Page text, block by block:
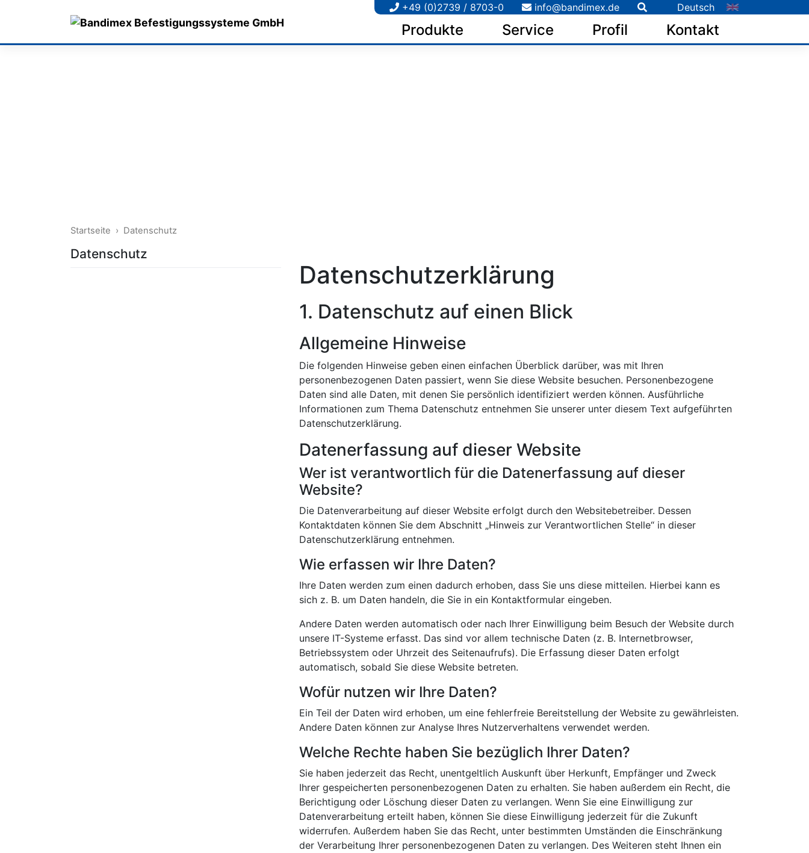
Produkte Service Profil Kontakt
+49 (0)2739 / 8703-0 info@bandimex.de Deutsch
Startseite › Datenschutz
Datenschutz
Datenschutz­erklärung
1. Datenschutz auf einen Blick
Allgemeine Hinweise
Die folgenden Hinweise geben einen einfachen Überblick darüber, was mit Ihren
personenbezogenen Daten passiert, wenn Sie diese Website besuchen. Personenbezogene
Daten sind alle Daten, mit denen Sie persönlich identifiziert werden können. Ausführliche
Informationen zum Thema Datenschutz entnehmen Sie unserer unter diesem Text aufgeführten
Datenschutzerklärung.
Datenerfassung auf dieser Website
Wer ist verantwortlich für die Datenerfassung auf dieser
Website?
Die Datenverarbeitung auf dieser Website erfolgt durch den Websitebetreiber. Dessen
Kontaktdaten können Sie dem Abschnitt „Hinweis zur Verantwortlichen Stelle“ in dieser
Datenschutzerklärung entnehmen.
Wie erfassen wir Ihre Daten?
Ihre Daten werden zum einen dadurch erhoben, dass Sie uns diese mitteilen. Hierbei kann es
sich z. B. um Daten handeln, die Sie in ein Kontaktformular eingeben.
Andere Daten werden automatisch oder nach Ihrer Einwilligung beim Besuch der Website durch
unsere IT-Systeme erfasst. Das sind vor allem technische Daten (z. B. Internetbrowser,
Betriebssystem oder Uhrzeit des Seitenaufrufs). Die Erfassung dieser Daten erfolgt
automatisch, sobald Sie diese Website betreten.
Wofür nutzen wir Ihre Daten?
Ein Teil der Daten wird erhoben, um eine fehlerfreie Bereitstellung der Website zu gewährleisten.
Andere Daten können zur Analyse Ihres Nutzerverhaltens verwendet werden.
Welche Rechte haben Sie bezüglich Ihrer Daten?
Sie haben jederzeit das Recht, unentgeltlich Auskunft über Herkunft, Empfänger und Zweck
Ihrer gespeicherten personenbezogenen Daten zu erhalten. Sie haben außerdem ein Recht, die
Berichtigung oder Löschung dieser Daten zu verlangen. Wenn Sie eine Einwilligung zur
Datenverarbeitung erteilt haben, können Sie diese Einwilligung jederzeit für die Zukunft
widerrufen. Außerdem haben Sie das Recht, unter bestimmten Umständen die Einschränkung
der Verarbeitung Ihrer personenbezogenen Daten zu verlangen. Des Weiteren steht Ihnen ein